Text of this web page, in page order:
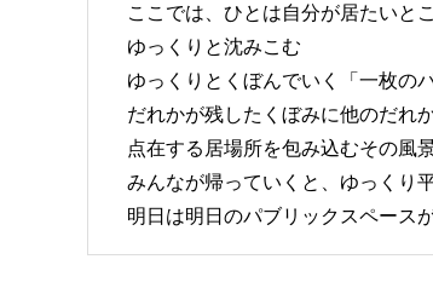
ここでは、ひとは自分が居たいとこ
ゆっくりと沈みこむ
ゆっくりとくぼんでいく「一枚の
だれかが残したくぼみに他のだれ
点在する居場所を包み込むその風
みんなが帰っていくと、ゆっくり
明日は明日のパブリックスペース